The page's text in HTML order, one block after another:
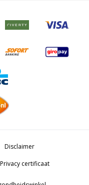
Disclaimer
Privacy certificaat